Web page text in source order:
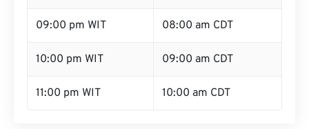
09:00 pm WIT 08:00 am CDT
10:00 pm WIT 09:00 am CDT
11:00 pm WIT 10:00 am CDT